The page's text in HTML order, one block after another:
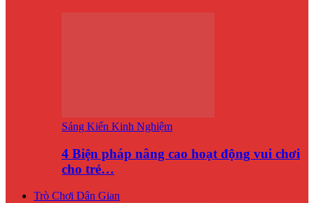
Sáng Kiến Kinh Nghiệm
4 Biện pháp nâng cao hoạt động vui chơi
cho trẻ…
Trò Chơi Dân Gian